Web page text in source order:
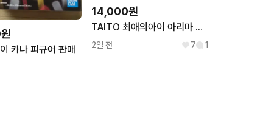
카나 피규어 판매
14,000원
TAITO 최애의아이 아리마 카나 미개봉 피규어
2일 전 7 1